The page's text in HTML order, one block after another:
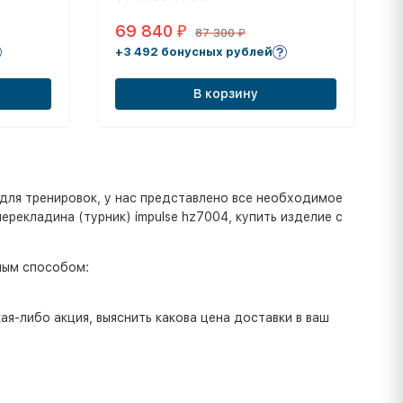
69 840 ₽ 87 300₽
+3 492 бонусных рублей
В корзину
тренировок, у нас представлено все необходимое
(турник) impulse hz7004, купить изделие с
способом:
акция, выяснить какова цена доставки в ваш